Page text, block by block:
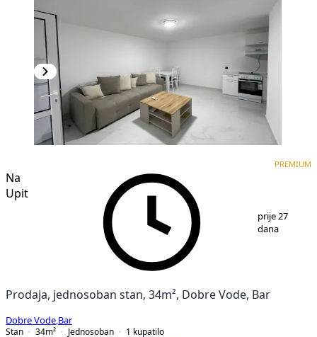
Na
Upit
PREMIUM
prije 27
dana
Prodaja, jednosoban stan, 34m², Dobre Vode, Bar
Dobre Vode Bar
Stan
34m² Jednosoban 1 kupatilo